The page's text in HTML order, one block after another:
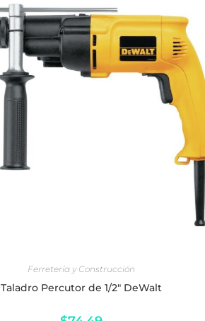
Ferretería y Construcción
Taladro Percutor de 1/2" DeWalt